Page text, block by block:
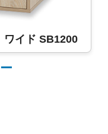
イド SB1200